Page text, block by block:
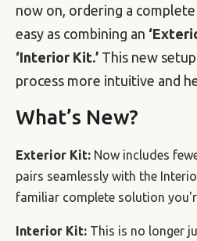
now on, ordering a
easy as combining an
‘Interior Kit.’ This new
process more intuitive and
What’s New?
Exterior Kit: Now includes
pairs seamlessly with the
familiar complete solution
Interior Kit: This is no longer